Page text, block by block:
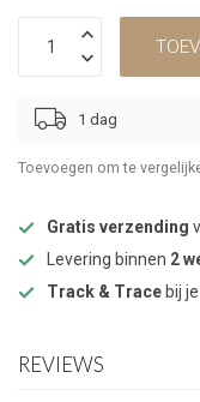
1 dag
Toevoegen om te
Gratis verzending
Levering binnen 2
Track & Trace bij
REVIEWS